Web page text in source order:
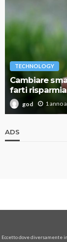
TECHNOLOGY
Cambiare
farti
god 1 anno
ADS
Eccetto dove diversamente